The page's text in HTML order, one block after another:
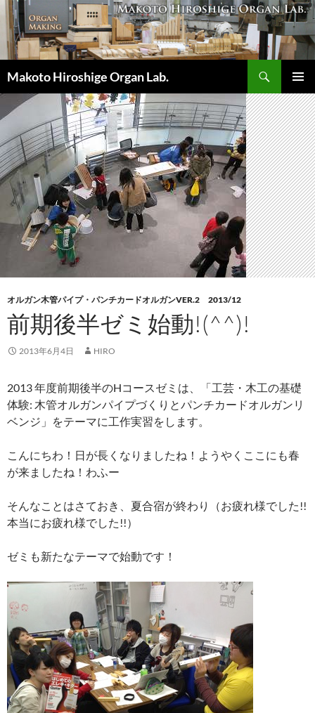
コ
ン
テ
ン
ツ
へ
ッ
プ
Makoto Hiroshige Organ Lab.
索
メインメ
ニュー
オルガン木管パイプ・パンチカードオルガンVER.2 2013/12
前期後半ゼミ始動!(^^)!
2013年6月4日 HIRO
2013 年度前期後半のHコースゼミは、「工芸・木工の基礎
体験: 木管オルガンパイプづくりとパンチカードオルガンリ
ベンジ」をテーマに工作実習をします。
こんにちわ！日が長くなりましたね！ようやくここにも春
が来ましたね！わふー
そんなことはさておき、夏合宿が終わり（お疲れ様でした!!
本当にお疲れ様でした!!）
ゼミも新たなテーマで始動です！